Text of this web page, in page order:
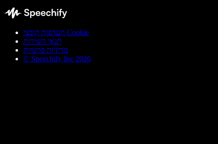
העדפות קובצי Cookie
תנאי השירות
מדיניות פרטיות
© Speechify Inc 2026